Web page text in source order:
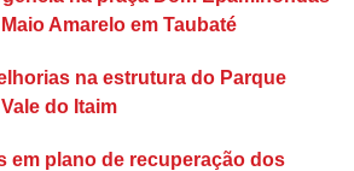
Amarelo em Taubaté
na estrutura do Parque
do Itaim
em plano de recuperação dos